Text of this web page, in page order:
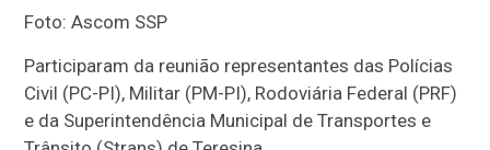
Foto: Ascom SSP
Participaram da reunião representantes das Polícias
Civil (PC-PI), Militar (PM-PI), Rodoviária Federal (PRF)
e da Superintendência Municipal de Transportes e